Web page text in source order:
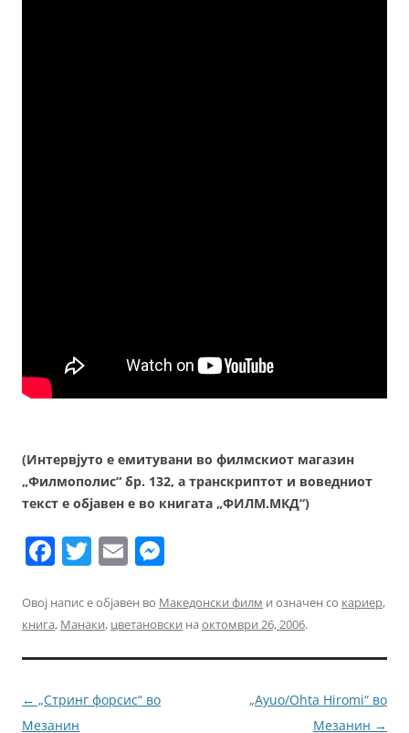
(Интервјуто е емитувани во филмскиот магазин
„Филмополис“ бр. 132, а транскриптот и воведниот
текст е објавен е во книгата „ФИЛМ.МКД“)
F
c
e
b
o
T
itt
er
E
ai
l
ss
e
n
Овој напис е објавен во Македонски филм и означен со кариер,
книга, Манаки, цветановски на октомври 26, 2006.
Навигација
за
← „Стринг форсис“ во
Мезанин
„Ayuо/Ohta Hiromi“ во
Мезанин →